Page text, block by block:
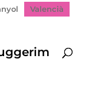
Valencià